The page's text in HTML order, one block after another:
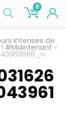
0
intenses de
! #Maintenant »